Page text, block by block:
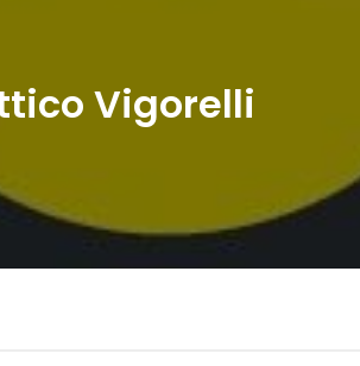
Vigorelli